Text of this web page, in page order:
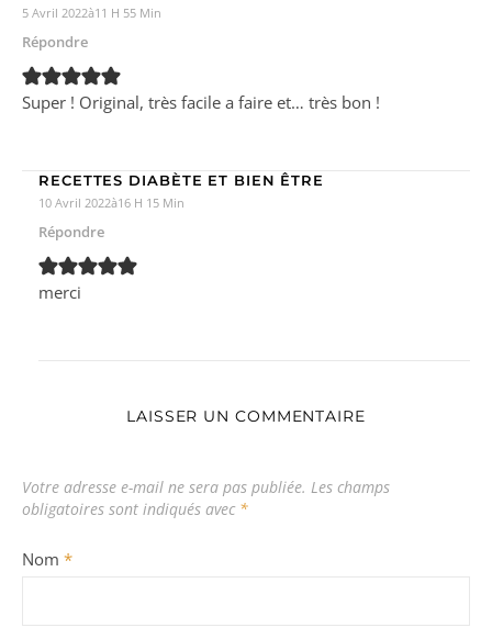
5 Avril 2022à11 H 55 Min
Répondre
Super ! Original, très facile a faire et… très bon !
RECETTES DIABÈTE ET BIEN ÊTRE
10 Avril 2022à16 H 15 Min
Répondre
merci
LAISSER UN COMMENTAIRE
Votre adresse e-mail ne sera pas publiée. Les champs
obligatoires sont indiqués avec *
Nom *